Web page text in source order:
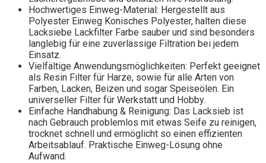
Hochwertiges Einweg-Material: Hergestellt aus
Polyester Einweg Konisches Polyester, halten diese
Lacksiebe Lackfilter Farbe sauber und sind besonders
langlebig für eine zuverlässige Filtration bei jedem
Einsatz.
Vielfältige Anwendungsmöglichkeiten: Perfekt geeignet
als Resin Filter für Harze, sowie für alle Arten von
Farben, Lacken, Beizen und sogar Speiseölen. Ein
universeller Filter für Werkstatt und Hobby.
Einfache Handhabung & Reinigung: Das Lacksieb ist
nach Gebrauch problemlos mit etwas Seife zu reinigen,
trocknet schnell und ermöglicht so einen effizienten
Arbeitsablauf. Praktische Einweg-Lösung ohne
Aufwand.